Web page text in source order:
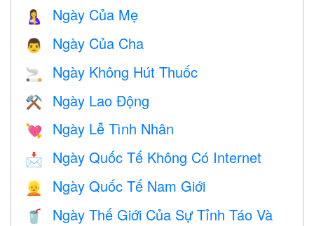
🤱 Ngày Của Mẹ
👨 Ngày Của Cha
🚬 Ngày Không Hút Thuốc
⚒️ Ngày Lao Động
💘 Ngày Lễ Tình Nhân
📩 Ngày Quốc Tế Không Có Internet
👱 Ngày Quốc Tế Nam Giới
🥤
Ngày Thế Giới Của Sự Tỉnh Táo Và